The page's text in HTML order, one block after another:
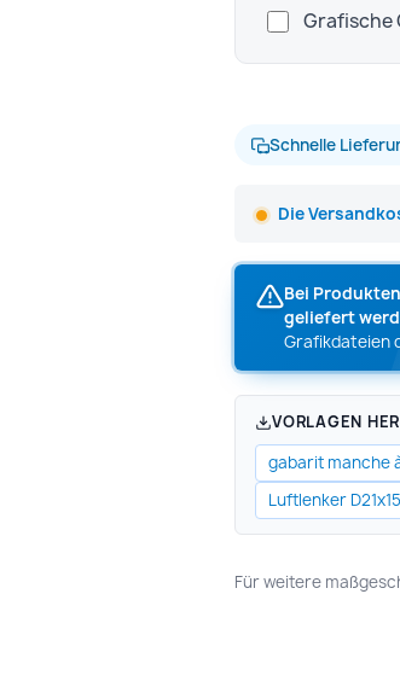
Grafische
Schnelle
Die
Bei
geliefert
Grafikdateien
VORLAGEN
gabarit manche
Luftlenker
Für weitere